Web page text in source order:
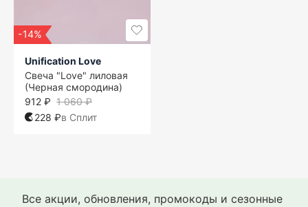
-14%
Unification Love
Свеча "Love" лиловая
(Черная смородина)
1 060 ₽
912 ₽
228 ₽в Сплит
Все акции, обновления, промокоды и сезонные